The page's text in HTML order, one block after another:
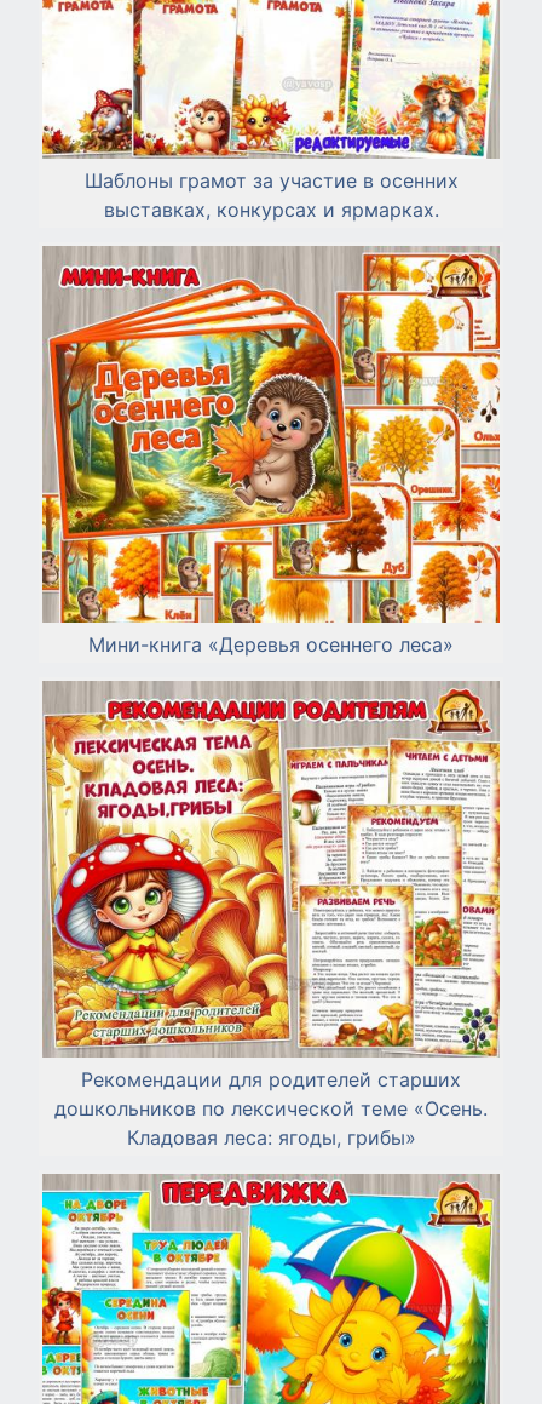
Шаблоны грамот за участие в осенних
выставках, конкурсах и ярмарках.
Мини-книга «Деревья осеннего леса»
Рекомендации для родителей старших
дошкольников по лексической теме «Осень.
Кладовая леса: ягоды, грибы»